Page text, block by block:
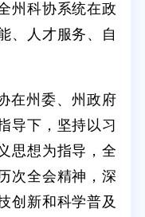
州科协系统在政
、人才服务、自
在州委、州政府
导下，坚持以习
思想为指导，全
次全会精神，深
创新和科学普及